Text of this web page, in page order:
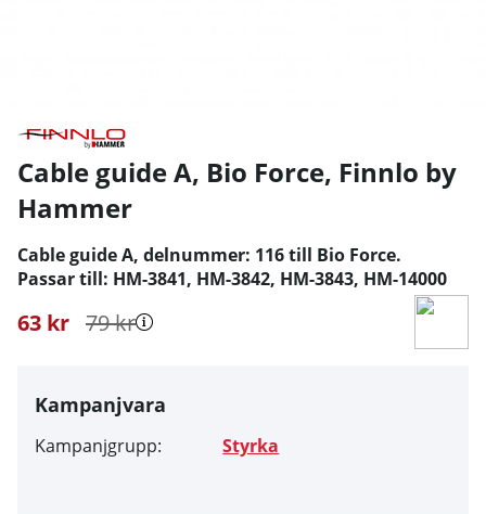
Cable guide A, Bio Force, Finnlo by
Hammer
Cable guide A, delnummer: 116 till Bio Force.
Passar till: HM-3841, HM-3842, HM-3843, HM-14000
79kr
63 kr
Kampanjvara
Kampanjgrupp: Styrka